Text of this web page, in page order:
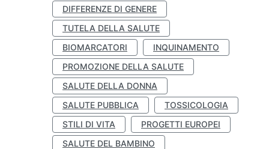
DIFFERENZE DI GENERE
TUTELA DELLA SALUTE
BIOMARCATORI
INQUINAMENTO
PROMOZIONE DELLA SALUTE
SALUTE DELLA DONNA
SALUTE PUBBLICA
TOSSICOLOGIA
STILI DI VITA
PROGETTI EUROPEI
SALUTE DEL BAMBINO